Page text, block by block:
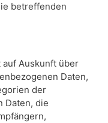
betreffenden
auf Auskunft über
Daten,
der
Daten, die